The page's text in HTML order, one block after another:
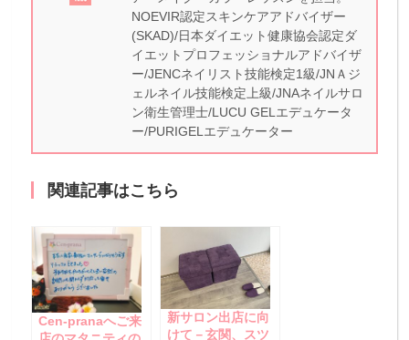
NOEVIR認定スキンケアアドバイザー
(SKAD)/日本ダイエット健康協会認定ダ
イエットプロフェッショナルアドバイザ
ー/JENCネイリスト技能検定1級/JNＡジ
ェルネイル技能検定上級/JNAネイルサロ
ン衛生管理士/LUCU GELエデュケータ
ー/PURIGELエデュケーター
関連記事はこちら
Cen-pranaへご来
新サロン出店に向
けて－玄関、スツ